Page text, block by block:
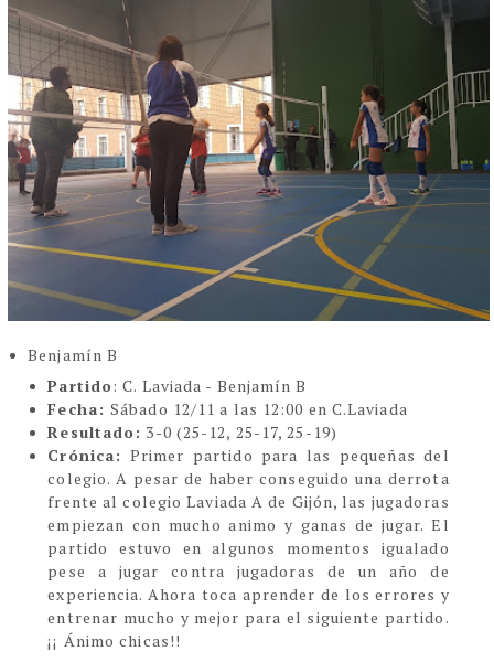
Benjamín B
Partido: C. Laviada - Benjamín B
Fecha:Sábado 12/11 a las 12:00 en C.Laviada
Resultado: 3-0 (25-12, 25-17, 25-19)
Crónica: Primer partido para las pequeñas del
colegio. A pesar de haber conseguido una derrota
frente al colegio Laviada A de Gijón, las jugadoras
empiezan con mucho animo y ganas de jugar. El
partido estuvo en algunos momentos igualado
pese a jugar contra jugadoras de un año de
experiencia. Ahora toca aprender de los errores y
entrenar mucho y mejor para el siguiente partido.
¡¡ Ánimo chicas!!